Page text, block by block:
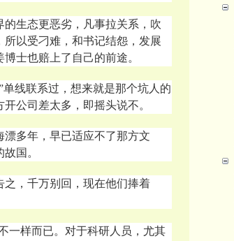
生态更恶劣，凡事拉关系，吹
以受刁难，和书记结怨，发展
士也赔上了自己的前途。
线联系过，想来就是那个坑人的
公司差太多，即摇头说不。
多年，早已适应不了那方文
国。
，千万别回，现在他们捧着
一样而已。对于科研人员，尤其